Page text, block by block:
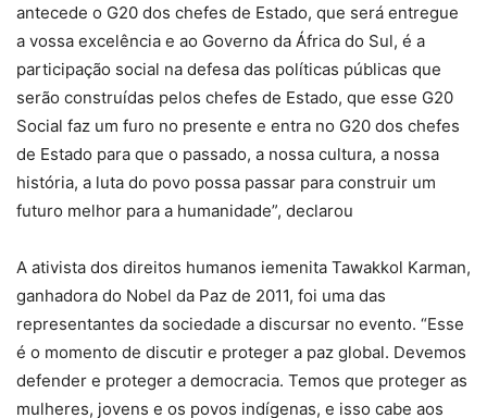
antecede o G20 dos chefes de Estado, que será entregue
a vossa excelência e ao Governo da África do Sul, é a
participação social na defesa das políticas públicas que
serão construídas pelos chefes de Estado, que esse G20
Social faz um furo no presente e entra no G20 dos chefes
de Estado para que o passado, a nossa cultura, a nossa
história, a luta do povo possa passar para construir um
futuro melhor para a humanidade”, declarou
A ativista dos direitos humanos iemenita Tawakkol Karman,
ganhadora do Nobel da Paz de 2011, foi uma das
representantes da sociedade a discursar no evento. “Esse
é o momento de discutir e proteger a paz global. Devemos
defender e proteger a democracia. Temos que proteger as
mulheres, jovens e os povos indígenas, e isso cabe aos